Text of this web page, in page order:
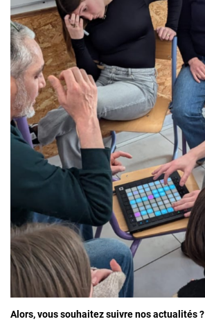
Alors, vous souhaitez suivre nos actualités ?